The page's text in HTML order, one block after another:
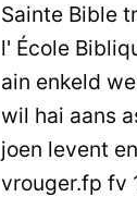
Sainte Bible
l' École
ain enkeld
wil hai aans
joen levent
vrouger.fp fv